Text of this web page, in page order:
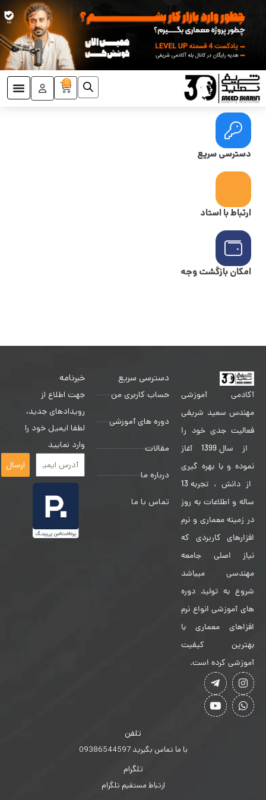
0
دسترسی سریع
ارتباط با استاد
امکان بازگشت وجه
آکادمی آموزشی
مهندس سعید شریفی
فعالیت جدی خود را
از سال 1399 آغاز
نموده و با بهره گیری
از دانش ، تجربه 13
ساله و اطلاعات به روز
در زمینه معماری و نرم
افزارهای کاربردی که
نیاز اصلی جامعه
مهندسی میباشد
شروع به تولید دوره
های آموزشی انواع نرم
افزاهای معماری با
بهترین کیفیت
آموزشی کرده است.
دسترسی سریع
حساب کاربری من
دوره های آموزشی
مقالات
درباره ما
تماس با ما
خبرنامه
جهت اطلاع از
رویدادهای جدید،
لطفا ایمیل خود را
وارد نمایید
ارسال
تلفن
با ما تماس بگیرید 09386544597
تلگرام
ارتباط مستقیم تلگرام